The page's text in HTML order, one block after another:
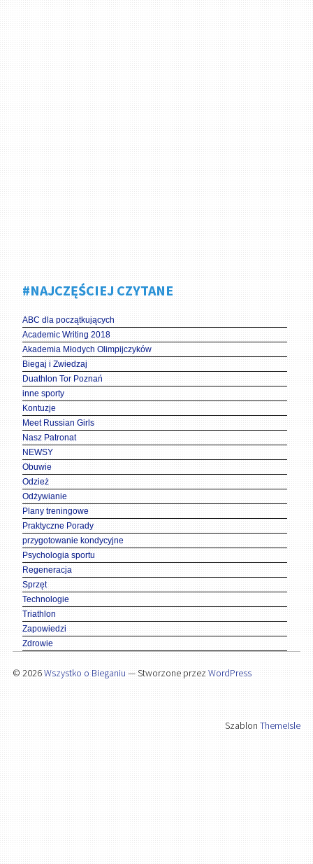
#NAJCZĘŚCIEJ CZYTANE
ABC dla początkujących
Academic Writing 2018
Akademia Młodych Olimpijczyków
Biegaj i Zwiedzaj
Duathlon Tor Poznań
inne sporty
Kontuzje
Meet Russian Girls
Nasz Patronat
NEWSY
Obuwie
Odzież
Odżywianie
Plany treningowe
Praktyczne Porady
przygotowanie kondycyjne
Psychologia sportu
Regeneracja
Sprzęt
Technologie
Triathlon
Zapowiedzi
Zdrowie
© 2026Wszystko o Bieganiu — Stworzone przez WordPress
SzablonThemeIsle